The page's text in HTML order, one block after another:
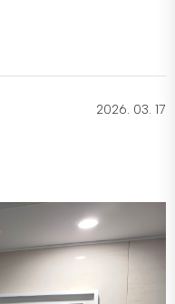
2026. 03. 17